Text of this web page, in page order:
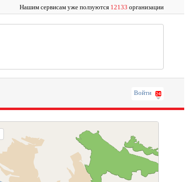
Нашим сервисам уже ползуются 12133 организации
Войти